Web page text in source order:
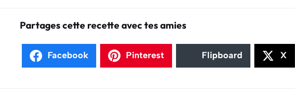
Partages cette recette avec tes amies
Facebook Pinterest Flipboard X